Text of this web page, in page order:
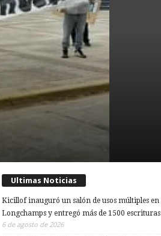
Ultimas Noticias
Kicillof inauguró un salón de usos múltiples en
Longchamps y entregó más de 1500 escrituras
6 de agosto de 2026